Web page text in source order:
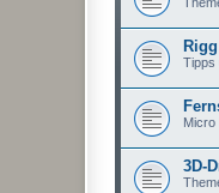
Tipps
Micro
3D-